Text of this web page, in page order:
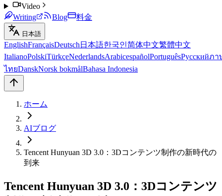
Video
Writing
Blog 料金
日本語
EnglishFrançaisDeutsch 日本語한국인简体中文繁體中文
ItalianoPolskiTürkçeNederlandsArabicespañolPortuguêsРусскийภา
ไทยDanskNorsk bokmålBahasa Indonesia
ホーム
AIブログ
Tencent Hunyuan 3D 3.0：3Dコンテンツ制作の新時代の
到来
Tencent Hunyuan 3D 3.0：3Dコンテンツ